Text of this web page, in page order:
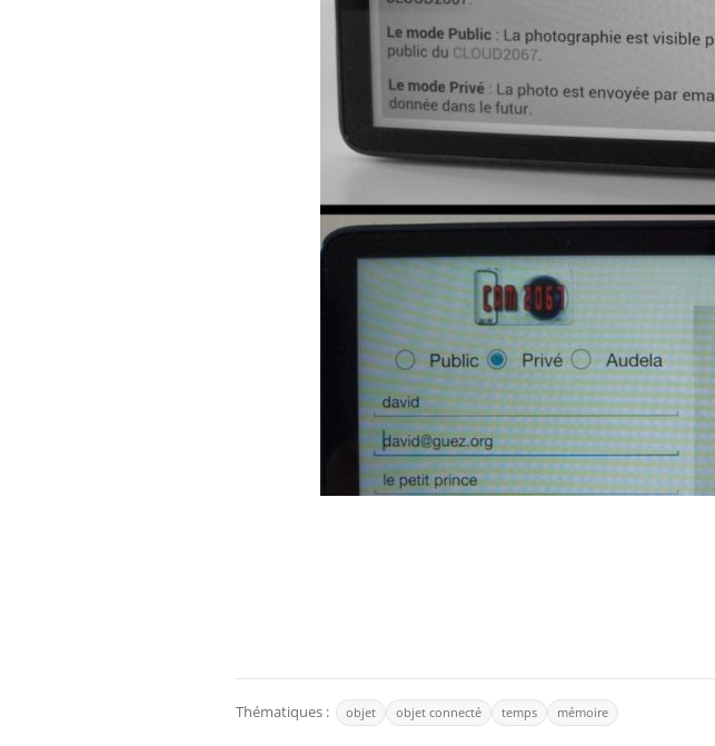
Thématiques : objet objet connecté temps mémoire